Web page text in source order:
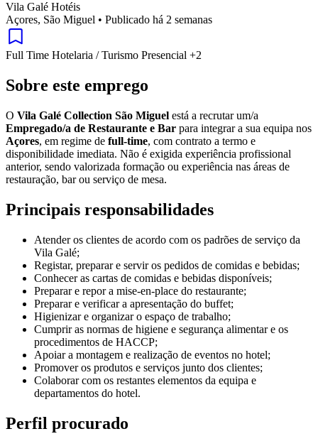
Vila Galé Hotéis
Açores, São Miguel • Publicado há 2 semanas
Full Time Hotelaria / Turismo Presencial +2
Sobre este emprego
O Vila Galé Collection São Miguel está a recrutar um/a
Empregado/a de Restaurante e Bar para integrar a sua equipa nos
Açores, em regime de full-time, com contrato a termo e
disponibilidade imediata. Não é exigida experiência profissional
anterior, sendo valorizada formação ou experiência nas áreas de
restauração, bar ou serviço de mesa.
Principais responsabilidades
Atender os clientes de acordo com os padrões de serviço da
Vila Galé;
Registar, preparar e servir os pedidos de comidas e bebidas;
Conhecer as cartas de comidas e bebidas disponíveis;
Preparar e repor a mise-en-place do restaurante;
Preparar e verificar a apresentação do buffet;
Higienizar e organizar o espaço de trabalho;
Cumprir as normas de higiene e segurança alimentar e os
procedimentos de HACCP;
Apoiar a montagem e realização de eventos no hotel;
Promover os produtos e serviços junto dos clientes;
Colaborar com os restantes elementos da equipa e
departamentos do hotel.
Perfil procurado